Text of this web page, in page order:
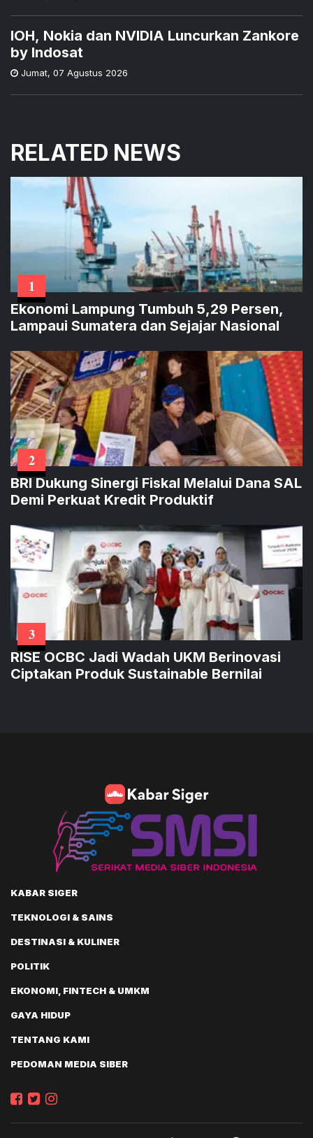
IOH, Nokia dan NVIDIA Luncurkan Zankore
by Indosat
Jumat, 07 Agustus 2026
RELATED NEWS
1
Ekonomi Lampung Tumbuh 5,29 Persen,
Lampaui Sumatera dan Sejajar Nasional
2
BRI Dukung Sinergi Fiskal Melalui Dana SAL
Demi Perkuat Kredit Produktif
3
RISE OCBC Jadi Wadah UKM Berinovasi
Ciptakan Produk Sustainable Bernilai
KABAR SIGER
TEKNOLOGI & SAINS
DESTINASI & KULINER
POLITIK
EKONOMI, FINTECH & UMKM
GAYA HIDUP
TENTANG KAMI
PEDOMAN MEDIA SIBER